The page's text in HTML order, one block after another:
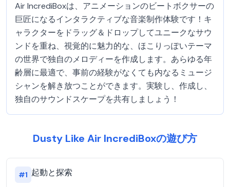
Air IncrediBoxは、アニメーションのビートボクサーの
巨匠になるインタラクティブな音楽制作体験です！キ
ャラクターをドラッグ＆ドロップしてユニークなサウ
ンドを重ね、視覚的に魅力的な、ほこりっぽいテーマ
の世界で独自のメロディーを作成します。あらゆる年
齢層に最適で、事前の経験がなくても内なるミュージ
シャンを解き放つことができます。実験し、作成し、
独自のサウンドスケープを共有しましょう！
Dusty Like Air IncrediBoxの遊び方
#1 起動と探索